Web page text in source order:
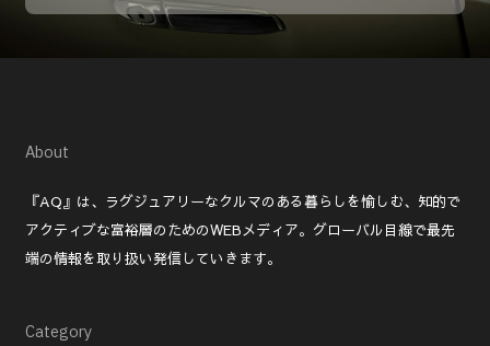
About
『AQ』は、ラグジュアリーなクルマのある暮らしを愉しむ、知的で
アクティブな富裕層のためのWEBメディア。グローバル目線で最先
端の情報を取り扱い発信していきます。
Category